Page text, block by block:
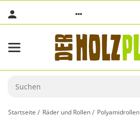
Startseite Räder und Rollen Polyamidrollen